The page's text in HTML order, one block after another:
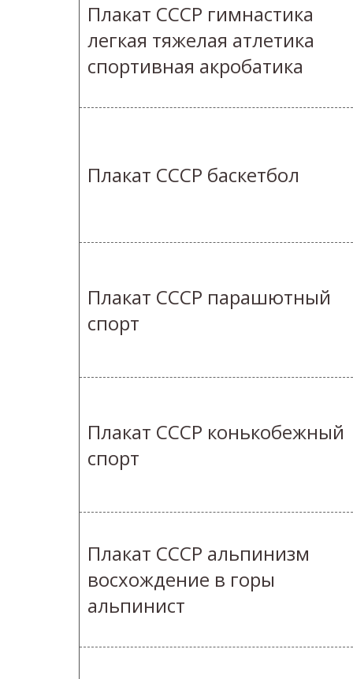
Плакат СССР гимнастика
легкая тяжелая атлетика
спортивная акробатика
Плакат СССР баскетбол
Плакат СССР парашютный
спорт
Плакат СССР конькобежный
спорт
Плакат СССР альпинизм
восхождение в горы
альпинист